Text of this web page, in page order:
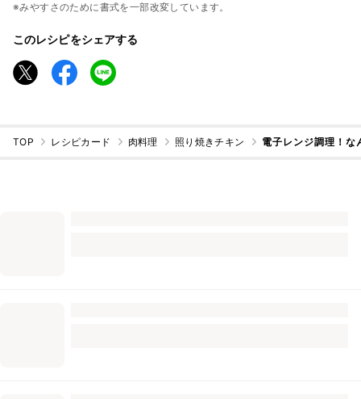
※みやすさのために書式を一部改変しています。
このレシピをシェアする
TOP レシピカード 肉料理 照り焼きチキン 電子レンジ調理！な